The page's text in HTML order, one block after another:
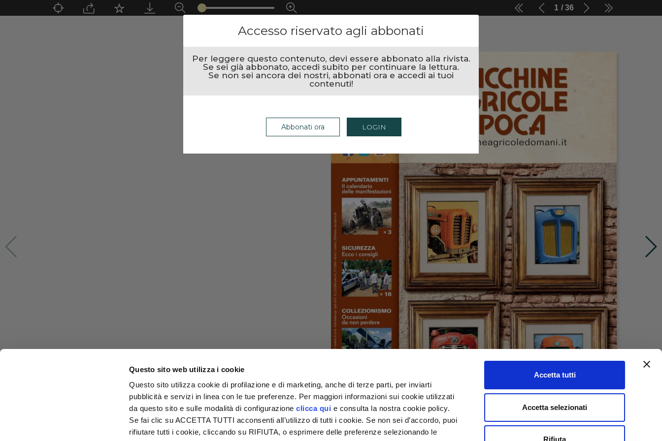
Questo sito web utilizza i cookie
Questo sito utilizza cookie di profilazione e di marketing, anche di terze parti, per inviarti
pubblicità e servizi in linea con le tue preferenze. Per maggiori informazioni sui cookie utilizzati
da questo sito e sulle modalità di configurazioneclicca qui e consulta la nostra cookie policy.
Se fai clic su ACCETTA TUTTI acconsenti all’utilizzo di tutti i cookie. Se non sei d’accordo, puoi
rifiutare tutti i cookie, cliccando su RIFIUTA, o esprimere delle preferenze selezionando le
Accetta tutti
Accetta selezionati
Rifiuta
1 36
Accesso riservato agli abbonati
Per leggere questo contenuto, devi essere abbonato alla rivista.
Se sei già abbonato, accedi subito per continuare la lettura.
Se non sei ancora dei nostri, abbonati ora e accedi ai tuoi
contenuti!
Abbonati ora LOGIN